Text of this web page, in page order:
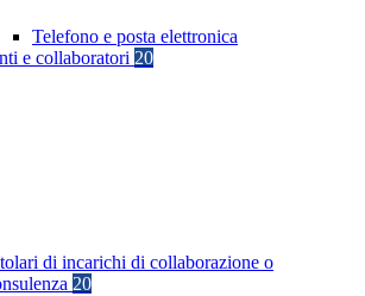
Telefono e posta elettronica
e collaboratori 20
di incarichi di collaborazione o
20